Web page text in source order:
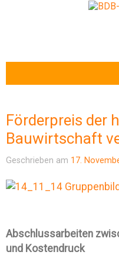
GESCHÄFTSSTELLE
Förderpreis der
Bauwirtschaft
Geschrieben am 17.
Abschlussarbeiten
und Kostendruck